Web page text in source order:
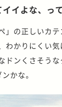
イよな、っ
」の正しいカテ
わかりにくい
ドンくさそう
かな。